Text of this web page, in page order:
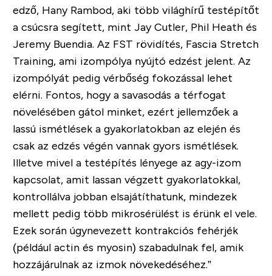
edző, Hany Rambod, aki több világhírű testépítőt
a csúcsra segített, mint Jay Cutler, Phil Heath és
Jeremy Buendia. Az FST rövidítés, Fascia Stretch
Training, ami izompólya nyújtó edzést jelent. Az
izompólyát pedig vérbőség fokozással lehet
elérni. Fontos, hogy a savasodás a térfogat
növelésében gátol minket, ezért jellemzőek a
lassú ismétlések a gyakorlatokban az elején és
csak az edzés végén vannak gyors ismétlések.
Illetve mivel a testépítés lényege az agy-izom
kapcsolat, amit lassan végzett gyakorlatokkal,
kontrollálva jobban elsajátíthatunk, mindezek
mellett pedig több mikrosérülést is érünk el vele.
Ezek során úgynevezett kontrakciós fehérjék
(például actin és myosin) szabadulnak fel, amik
hozzájárulnak az izmok növekedéséhez.”